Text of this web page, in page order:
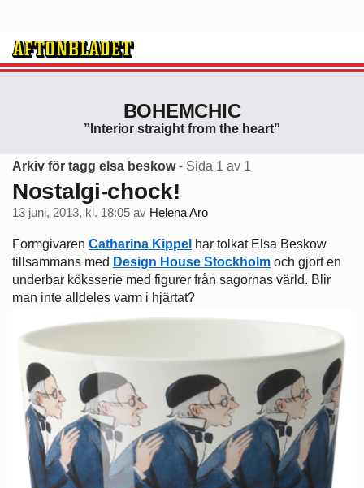
BOHEMCHIC
”Interior straight from the heart”
Arkiv för tagg elsa beskow - Sida 1 av 1
Nostalgi-chock!
13 juni, 2013, kl. 18:05 av Helena Aro
Formgivaren Catharina Kippel har tolkat Elsa Beskow
tillsammans med Design House Stockholm och gjort en
underbar köksserie med figurer från sagornas värld. Blir
man inte alldeles varm i hjärtat?